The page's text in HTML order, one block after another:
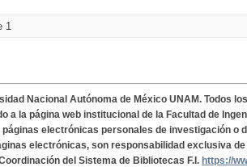
1
Nacional Autónoma de México UNAM. Todos
a la página web institucional de la Facultad de
electrónicas personales de investigación o
electrónicas, son responsabilidad exclusiva
del Sistema de Bibliotecas F.I. https://